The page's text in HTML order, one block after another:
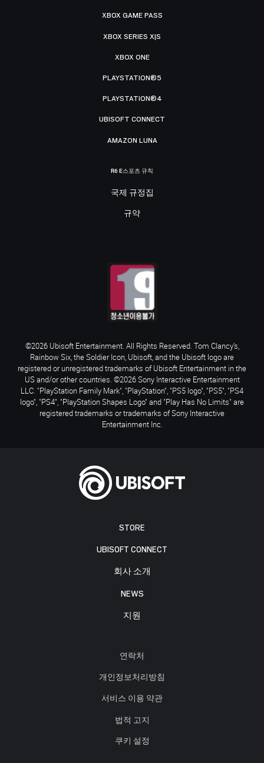
STORE
UBISOFT CONNECT
회사 소개
NEWS
지원
연락처
개인정보처리방침
서비스 이용 약관
법적 고지
쿠키 설정
XBOX GAME PASS
XBOX SERIES X|S
XBOX ONE
PLAYSTATION®5
PLAYSTATION®4
UBISOFT CONNECT
AMAZON LUNA
R6 E스포츠 규칙
국제 규정집
규약
©2026 Ubisoft Entertainment. All Rights Reserved. Tom Clancy’s,
Rainbow Six, the Soldier Icon, Ubisoft, and the Ubisoft logo are
registered or unregistered trademarks of Ubisoft Entertainment in the
US and/or other countries. ©2026 Sony Interactive Entertainment
LLC. "PlayStation Family Mark", "PlayStation", "PS5 logo", "PS5", "PS4
logo", "PS4", "PlayStation Shapes Logo" and "Play Has No Limits" are
registered trademarks or trademarks of Sony Interactive
Entertainment Inc.